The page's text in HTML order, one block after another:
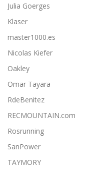
Julia Goerges
Klaser
master1000.es
Nicolas Kiefer
Oakley
Omar Tayara
RdeBenitez
RECMOUNTAIN.com
Rosrunning
SanPower
TAYMORY